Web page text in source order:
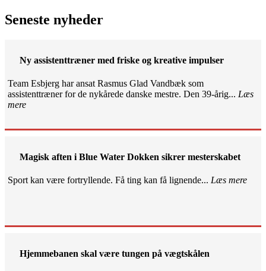
Seneste nyheder
Ny assistenttræner med friske og kreative impulser
Team Esbjerg har ansat Rasmus Glad Vandbæk som
assistenttræner for de nykårede danske mestre. Den 39-årig... Læs
mere
Magisk aften i Blue Water Dokken sikrer mesterskabet
Sport kan være fortryllende. Få ting kan få lignende... Læs mere
Hjemmebanen skal være tungen på vægtskålen